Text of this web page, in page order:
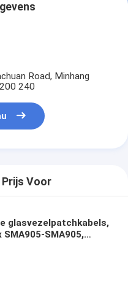
Road, Minhang
240
Prijs Voor
glasvezelpatchkabels,
SMA905,